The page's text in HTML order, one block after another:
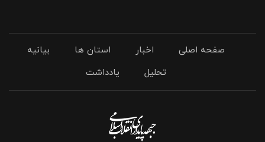
صفحه اصلی اخبار استان ها
بیانیه
تحلیل
یادداشت